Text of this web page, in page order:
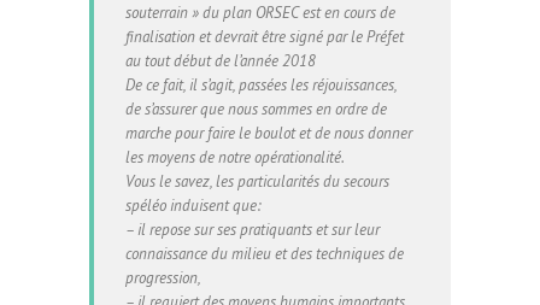
souterrain » du plan ORSEC est en cours de
finalisation et devrait être signé par le Préfet
au tout début de l’année 2018
De ce fait, il s’agit, passées les réjouissances,
de s’assurer que nous sommes en ordre de
marche pour faire le boulot et de nous donner
les moyens de notre opérationalité.
Vous le savez, les particularités du secours
spéléo induisent que:
– il repose sur ses pratiquants et sur leur
connaissance du milieu et des techniques de
progression,